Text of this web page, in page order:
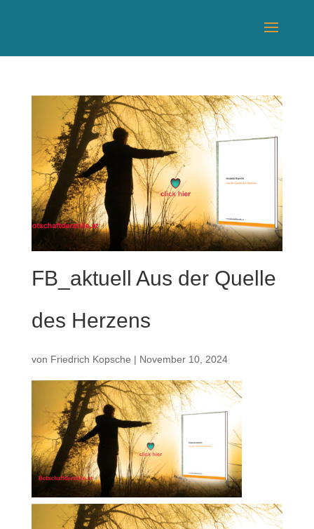
FB_aktuell Aus der Quelle
des Herzens
von Friedrich Kopsche | November 10, 2024